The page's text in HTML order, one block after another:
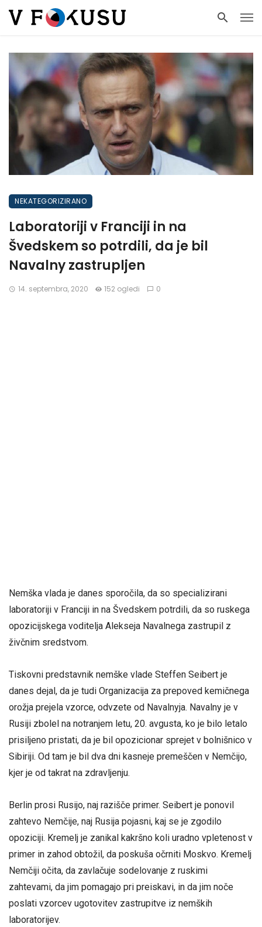
NEKATEGORIZIRANO
Laboratoriji v Franciji in na
Švedskem so potrdili, da je bil
Navalny zastrupljen
14. septembra, 2020 152 ogledi 0
Nemška vlada je danes sporočila, da so specializirani
laboratoriji v Franciji in na Švedskem potrdili, da so ruskega
opozicijskega voditelja Alekseja Navalnega zastrupil z
živčnim sredstvom.
Tiskovni predstavnik nemške vlade Steffen Seibert je
danes dejal, da je tudi Organizacija za prepoved kemičnega
orožja prejela vzorce, odvzete od Navalnyja. Navalny je v
Rusiji zbolel na notranjem letu, 20. avgusta, ko je bilo letalo
prisiljeno pristati, da je bil opozicionar sprejet v bolnišnico v
Sibiriji. Od tam je bil dva dni kasneje premeščen v Nemčijo,
kjer je od takrat na zdravljenju.
Berlin prosi Rusijo, naj razišče primer. Seibert je ponovil
zahtevo Nemčije, naj Rusija pojasni, kaj se je zgodilo
opoziciji. Kremelj je zanikal kakršno koli uradno vpletenost v
primer in zahod obtožil, da poskuša očrniti Moskvo. Kremelj
Nemčiji očita, da zavlačuje sodelovanje z ruskimi
zahtevami, da jim pomagajo pri preiskavi, in da jim noče
poslati vzorcev ugotovitev zastrupitve iz nemških
laboratorijev.